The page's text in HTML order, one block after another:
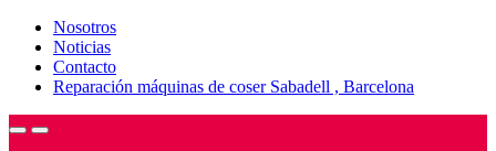
Nosotros
Noticias
Contacto
Reparación máquinas de coser Sabadell , Barcelona
OpenClose